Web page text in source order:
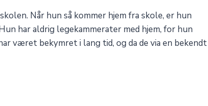
Når hun så kommer hjem fra skole, er hun
har aldrig legekammerater med hjem, for hun
været bekymret i lang tid, og da de via en bekendt